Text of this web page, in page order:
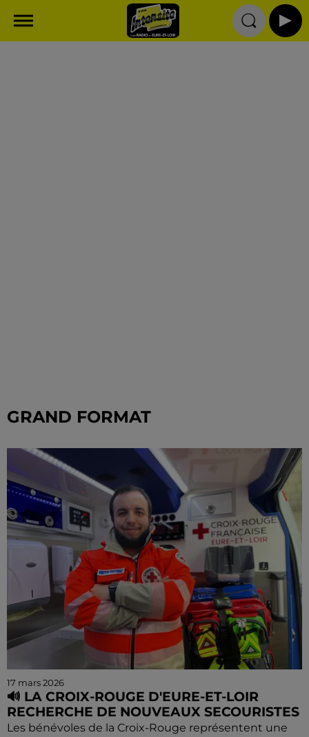
GRAND FORMAT
17 mars 2026
🔊 LA CROIX-ROUGE D'EURE-ET-LOIR
RECHERCHE DE NOUVEAUX SECOURISTES
Les bénévoles de la Croix-Rouge représentent une